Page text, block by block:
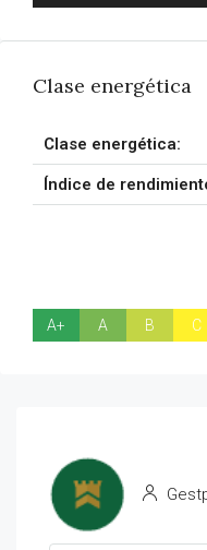
Clase energética
Clase energética:
Índice de
A+ A B C